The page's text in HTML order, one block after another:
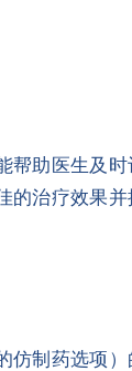
助医生及
治疗效果并
制药选项